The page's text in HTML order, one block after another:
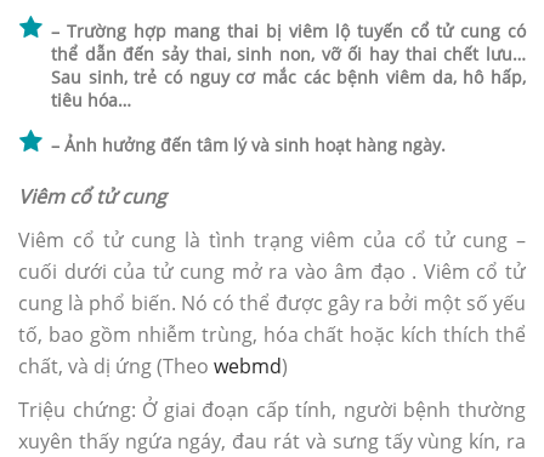
– Trường hợp mang thai bị viêm lộ tuyến cổ tử cung có
thể dẫn đến sảy thai, sinh non, vỡ ối hay thai chết lưu…
Sau sinh, trẻ có nguy cơ mắc các bệnh viêm da, hô hấp,
tiêu hóa…
– Ảnh hưởng đến tâm lý và sinh hoạt hàng ngày.
Viêm cổ tử cung
Viêm cổ tử cung là tình trạng viêm của cổ tử cung –
cuối dưới của tử cung mở ra vào âm đạo . Viêm cổ tử
cung là phổ biến. Nó có thể được gây ra bởi một số yếu
tố, bao gồm nhiễm trùng, hóa chất hoặc kích thích thể
chất, và dị ứng (Theo webmd)
Triệu chứng: Ở giai đoạn cấp tính, người bệnh thường
xuyên thấy ngứa ngáy, đau rát và sưng tấy vùng kín, ra